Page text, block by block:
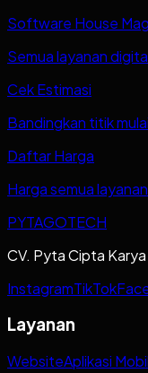
Software House
Semua layanan
Cek Estimasi
Bandingkan titik
Daftar Harga
Harga semua
PYTAGOTECH
CV. Pyta Cipta Karya
InstagramTikTok
Layanan
WebsiteAplikasi